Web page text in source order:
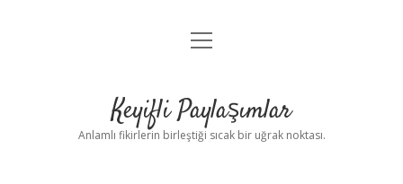
Anasayfa
Yasal Uyarı
menüyü
Keyifli Paylaşımlar
Anlamlı fikirlerin birleştiği sıcak bir uğrak noktası.